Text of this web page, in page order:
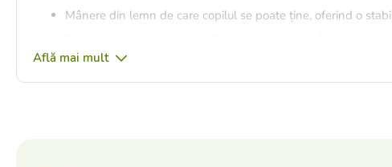
Mânere din lemn de care copilul se poate ține, oferind o
mielușelului prietenos;
Dezvoltă imaginația și abilitățile motorii ale copiilor,
Află mai mult